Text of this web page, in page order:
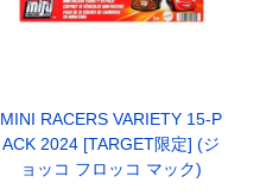
MINI RACERS VARIETY 15-P
ACK 2024 [TARGET限定] (ジ
ョッコ フロッコ マック)